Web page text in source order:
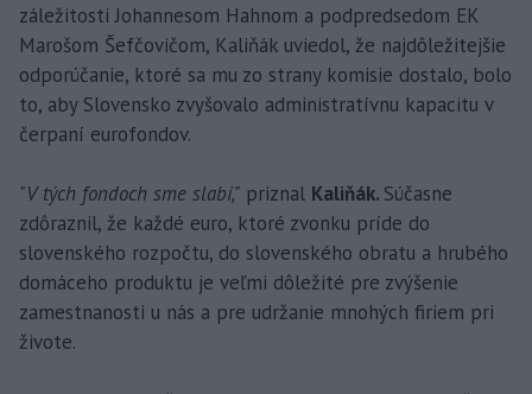
záležitosti Johannesom Hahnom a podpredsedom EK
Marošom Šefčovičom, Kaliňák uviedol, že najdôležitejšie
odporúčanie, ktoré sa mu zo strany komisie dostalo, bolo
to, aby Slovensko zvyšovalo administratívnu kapacitu v
čerpaní eurofondov.
"V tých fondoch sme slabí," priznal Kaliňák. Súčasne
zdôraznil, že každé euro, ktoré zvonku príde do
slovenského rozpočtu, do slovenského obratu a hrubého
domáceho produktu je veľmi dôležité pre zvýšenie
zamestnanosti u nás a pre udržanie mnohých firiem pri
živote.